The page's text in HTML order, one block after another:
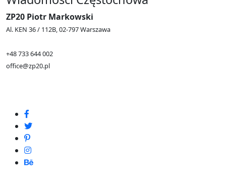
ZP20 Piotr Markowski
Al. KEN 36 / 112B, 02-797 Warszawa
+48 733 644 002
office@zp20.pl